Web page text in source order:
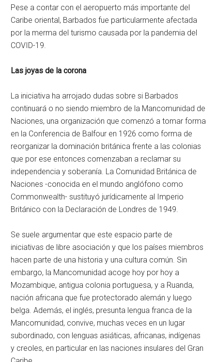
Pese a contar con el aeropuerto más importante del
Caribe oriental, Barbados fue particularmente afectada
por la merma del turismo causada por la pandemia del
COVID-19.
Las joyas de la corona
La iniciativa ha arrojado dudas sobre si Barbados
continuará o no siendo miembro de la Mancomunidad de
Naciones, una organización que comenzó a tomar forma
en la Conferencia de Balfour en 1926 como forma de
reorganizar la dominación británica frente a las colonias
que por ese entonces comenzaban a reclamar su
independencia y soberanía. La Comunidad Británica de
Naciones -conocida en el mundo anglófono como
Commonwealth- sustituyó jurídicamente al Imperio
Británico con la Declaración de Londres de 1949.
Se suele argumentar que este espacio parte de
iniciativas de libre asociación y que los países miembros
hacen parte de una historia y una cultura común. Sin
embargo, la Mancomunidad acoge hoy por hoy a
Mozambique, antigua colonia portuguesa, y a Ruanda,
nación africana que fue protectorado alemán y luego
belga. Además, el inglés, presunta lengua franca de la
Mancomunidad, convive, muchas veces en un lugar
subordinado, con lenguas asiáticas, africanas, indígenas
y creoles, en particular en las naciones insulares del Gran